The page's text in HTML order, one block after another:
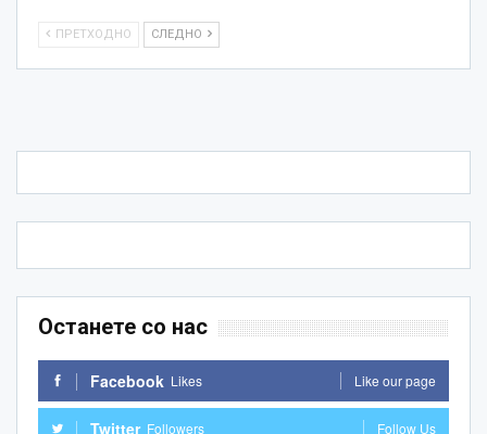
ПРЕТХОДНО СЛЕДНО
Останете со нас
Facebook Likes Like our page
Twitter Followers Follow Us